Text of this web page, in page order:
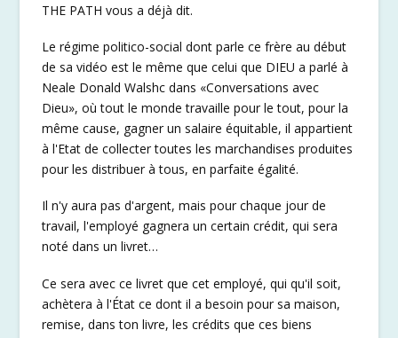
THE PATH vous a déjà dit.
Le régime politico-social dont parle ce frère au début
de sa vidéo est le même que celui que DIEU a parlé à
Neale Donald Walshc dans «Conversations avec
Dieu», où tout le monde travaille pour le tout, pour la
même cause, gagner un salaire équitable, il appartient
à l'Etat de collecter toutes les marchandises produites
pour les distribuer à tous, en parfaite égalité.
Il n'y aura pas d'argent, mais pour chaque jour de
travail, l'employé gagnera un certain crédit, qui sera
noté dans un livret…
Ce sera avec ce livret que cet employé, qui qu'il soit,
achètera à l'État ce dont il a besoin pour sa maison,
remise, dans ton livre, les crédits que ces biens